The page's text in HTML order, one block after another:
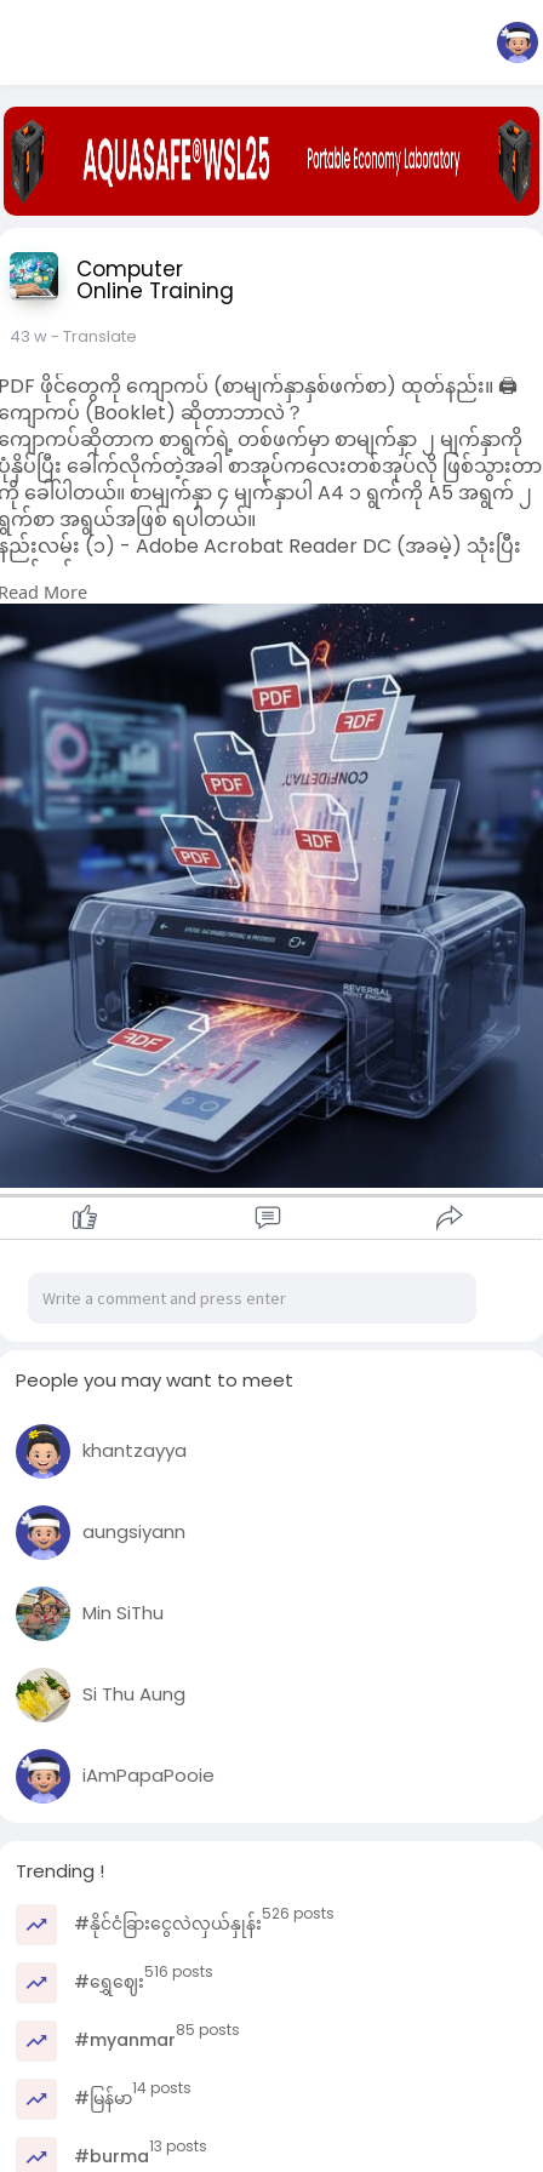
Computer
Online Training
43 w- Translate
ဖိုင်တွေကို ကျောကပ် (စာမျက်နှာနှစ်ဖက်စာ) ထုတ်နည်း။ 🖨️
ျောကပ် (Booklet) ဆိုတာဘာလဲ？
ျောကပ်ဆိုတာက စာရွက်ရဲ့ တစ်ဖက်မှာ စာမျက်နှာ ၂ မျက်နှာကို
နှိပ်ပြီး ခေါက်လိုက်တဲ့အခါ စာအုပ်ကလေးတစ်အုပ်လို ဖြစ်သွားတာ
ခေါ်ပါတယ်။ စာမျက်နှာ ၄ မျက်နှာပါ A4 ၁ ရွက်ကို A5 အရွက် ၂
က်စာ အရွယ်အဖြစ် ရပါတယ်။
ည်းလမ်း (၁) - Adobe Acrobat Reader DC (အခမဲ့) သုံးပြီး
တ်နည်း။
Acrobat Reader က လူသုံးအများဆုံး PDF Viewer ဖြစ်
ြီး ဒီ feature ပါပါတယ်။
PDF ဖိုင်ကိုဖွင့်ပါ - Adobe Acrobat Reader DC နဲ့ သင်ပုံနှိပ်
ျင်တဲ့ PDF ဖိုင်ကိုဖွင့်ပါ။
Print Menu ကိုခေါ်ပါ - `Ctrl + P` (Windows) သို့မဟုတ်
+ P` (Mac) ကိုနှိပ်ပါ။ သို့မဟုတ် File > Print ကိုနှိပ်ပါ။
Page Sizing & Handling ဆီသွားပါ - Print window ထဲမှာ
Sizing & Handling ဆိုတဲ့နေရာကို ရှာပါ။
Booklet Printing ကိုရွေးပါ - အဲဒီအောက်က Multiple ဆိုတဲ့
ကို နှိပ်ပြီး၊ ပေါ်လာတဲ့ dropdown list ထဲက Booklet ကို
ေးချယ်လိုက်ပါ။
Booklet Subset ရွေးချယ်ပါ - Booklet Subset ဆိုတဲ့
ပေါ်လာပါမယ်။
sides - ပရင့်တွင် ကိုယ်တိုင်နှစ်ဖက်ပါ (Duplex) စွမ်းရည်ရှိပါ
သူ့အလိုလို နှစ်ဖက်လုံးပုံနှိပ်ပေးမည်။
side only - စာရွက်၏ ရှေ့ဖက်တွင်သာ ပုံနှိပ်မည်။ နောက်
က်ထပ်နှိပ်ရန် လမ်းညွှန်ချက်ပေးမည်။
side only - ရှေ့ဖက်ပုံနှိပ်ပြီးသား စာရွက်များကို နောက်ဖက်မှ
ြန်ထည့်၍ ပုံနှိပ်ရန် အတွက်ဖြစ်သည်။
Binding ရွေးချယ်ပါ - Binding ဆိုတဲ့နေရာမှာ ဘယ်ဘက်ချိတ်မ
ား၊ ညာဘက်ချိတ်မလား ရွေးချယ်နိုင်ပါတယ်။ မြန်မာစာအတွက်
ျားသောအားဖြင့် Left (ဘယ်ဘက်ချိတ်) ကို ရွေးပါ။
Auto-Rotate Pages ကိုအမှန်ခြစ်ပေးပါ - စာမျက်နှာများ
လိုအလျောက် လှည့်ပေးရန် ဤ option ကို ဖွင့်ထားသင့်ပါတယ်။
ပုံနှိပ်ပါ - Print ခလုတ်ကို နှိပ်လိုက်ပါ။ သင့်ပရင့်တွင် နှစ်ဖက်ပါ
ပါက ပရင့်ကနေ စာရွက်ကို ပြန်လှန်ပြီး ထည့်ဖို့ ညွှန်ကြားချက်ပေး
စ်ဆင့်
ကယ်လို့ သင့်မှာ PDF ဖိုင်ကို တိုက်ရိုက်ကြည့်ရန် Adobe
Reader မရှိရင်၊ ဖိုင်ကို Microsoft Word (2013
ောက်ပိုင်း) ဖြင့်ဖွင့်၍ လည်း လုပ်ဆောင်နိုင်ပါတယ်။
PDF ကို Word နဲ့ဖွင့်ပါ - PDF ဖိုင်ကို Right-click နှိပ် Open
> Microsoft Word ကိုရွေးပါ။ (သို့) Word ထဲမှ File >
နေရှာဖွင့်ပါ။
Word မှတစ်ဆင့် Print ထုတ်ပါ - `Ctrl + P` နှိပ်ပါ။
Print Settings ကိုသွားပါ - Printer နာမည်အောက်က Printer
Preferences, or Settings ကိုနှိပ်ပါ။
Layout Tab (သို့) Page Layout Tab ကိုရှာပါ - ပရင့်တာ၏
window ထဲတွင် Layout, Page Layout, Finishing စ
ည့် Tab များကိုရှာပါ။
Booklet/Booklet Printing ကိုရွေးပါ - Pages per Sheet ကို
ဟုရွေးပြီး၊ Layout Direction ကို သင့်တော်ရာရွေးနိုင်သည်။
မဟုတ် Booklet, Booklet Printing, Pamphlet စသည့်
စ်ခုခုကို တိုက်ရိုက်ရွေးပါ။
အဖြစ်ပြောင်းနည်း။
င်တာနက်ရှိရင်လဲ Online Tool တွေသုံးပြီး အဆင်ပြေပြေ လုပ်လို့
ပါတယ်။
Online PDF to Booklet Converter ရှာပါ - "pdf booklet
online" ဆိုပြီး Google မှာရှာပါ။
`pdf24.org` စတဲ့ ဆိုဒ်တွေမှာ Booklet
PDF ဖိုင်ကိုတင်ပါ - သင့်ကွန်ပျူတာထဲက PDF ဖိုင်ကို ဆွဲထည့်
Booklet Option ကိုရွေးပါ - ပေါ်လာတဲ့ tool များထဲက "Print
More
People you may want to meet
khantzayya
aungsiyann
Min SiThu
Si Thu Aung
iAmPapaPooie
Trending !
#နိုင်ငံခြားငွေလဲလှယ်နှုန်း526 posts
#ရွှေဈေး516 posts
#myanmar85 posts
#မြန်မာ14 posts
#burma13 posts